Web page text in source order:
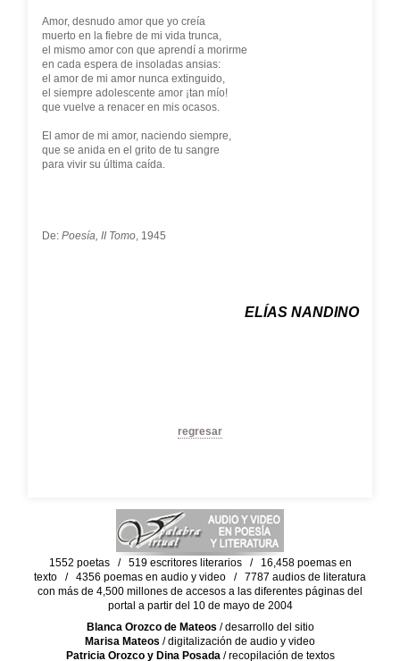
Amor, desnudo amor que yo creía
muerto en la fiebre de mi vida trunca,
el mismo amor con que aprendí a morirme
en cada espera de insoladas ansias:
el amor de mi amor nunca extinguido,
el siempre adolescente amor ¡tan mío!
que vuelve a renacer en mis ocasos.
El amor de mi amor, naciendo siempre,
que se anida en el grito de tu sangre
para vivir su última caída.
De: Poesía, II Tomo, 1945
ELÍAS NANDINO
regresar
1552 poetas / 519 escritores literarios / 16,458 poemas en
texto / 4356 poemas en audio y video / 7787 audios de literatura
con más de 4,500 millones de accesos a las diferentes páginas del
portal a partir del 10 de mayo de 2004
Blanca Orozco de Mateos / desarrollo del sitio
Marisa Mateos / digitalización de audio y video
Patricia Orozco y Dina Posada/ recopilación de textos